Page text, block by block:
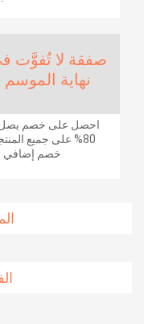
صفقة لا تُفوَّت
نهاية الموسم
احصل على خصم يصل
80% على جميع
خصم إضافي 15%